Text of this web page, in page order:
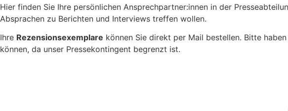
Hier finden Sie Ihre persönlichen Ansprechpartner:innen in der
Absprachen zu Berichten und Interviews treffen wollen.
Ihre Rezensionsexemplare können Sie direkt per Mail bestellen. Bitte
können, da unser Pressekontingent begrenzt ist.